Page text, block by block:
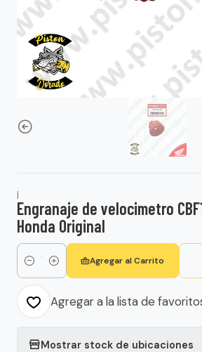
|
Engranaje de velocimetro
Honda Original
Cantidad
Agregar al Carrito
Agregar a la lista de
Mostrar stock de ubicaciones